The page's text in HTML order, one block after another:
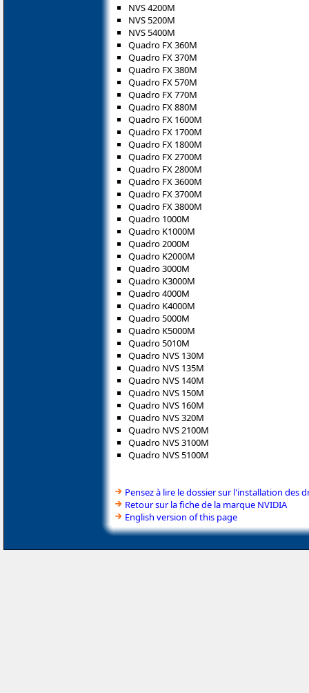
NVS 4200M
NVS 5200M
NVS 5400M
Quadro FX 360M
Quadro FX 370M
Quadro FX 380M
Quadro FX 570M
Quadro FX 770M
Quadro FX 880M
Quadro FX 1600M
Quadro FX 1700M
Quadro FX 1800M
Quadro FX 2700M
Quadro FX 2800M
Quadro FX 3600M
Quadro FX 3700M
Quadro FX 3800M
Quadro 1000M
Quadro K1000M
Quadro 2000M
Quadro K2000M
Quadro 3000M
Quadro K3000M
Quadro 4000M
Quadro K4000M
Quadro 5000M
Quadro K5000M
Quadro 5010M
Quadro NVS 130M
Quadro NVS 135M
Quadro NVS 140M
Quadro NVS 150M
Quadro NVS 160M
Quadro NVS 320M
Quadro NVS 2100M
Quadro NVS 3100M
Quadro NVS 5100M
Pensez à lire le dossier sur l'installation des
Retour sur la fiche de la marque NVIDIA
English version of this page